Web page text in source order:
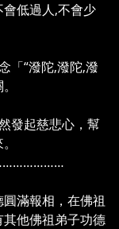
低過人,不會少
「“潑陀,潑陀,潑
發起慈悲心，幫
滿報相，在佛祖
他佛祖弟子功德